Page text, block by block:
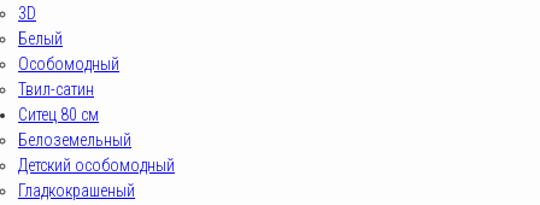
3D
Белый
Особомодный
Твил-сатин
Ситец 80 см
Белоземельный
Детский особомодный
Гладкокрашеный